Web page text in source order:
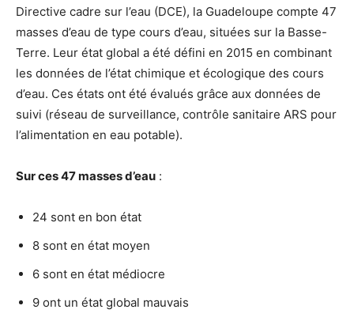
Directive cadre sur l’eau (DCE), la Guadeloupe compte 47
masses d’eau de type cours d’eau, situées sur la Basse-
Terre. Leur état global a été défini en 2015 en combinant
les données de l’état chimique et écologique des cours
d’eau. Ces états ont été évalués grâce aux données de
suivi (réseau de surveillance, contrôle sanitaire ARS pour
l’alimentation en eau potable).
Sur ces 47 masses d’eau :
24 sont en bon état
8 sont en état moyen
6 sont en état médiocre
9 ont un état global mauvais